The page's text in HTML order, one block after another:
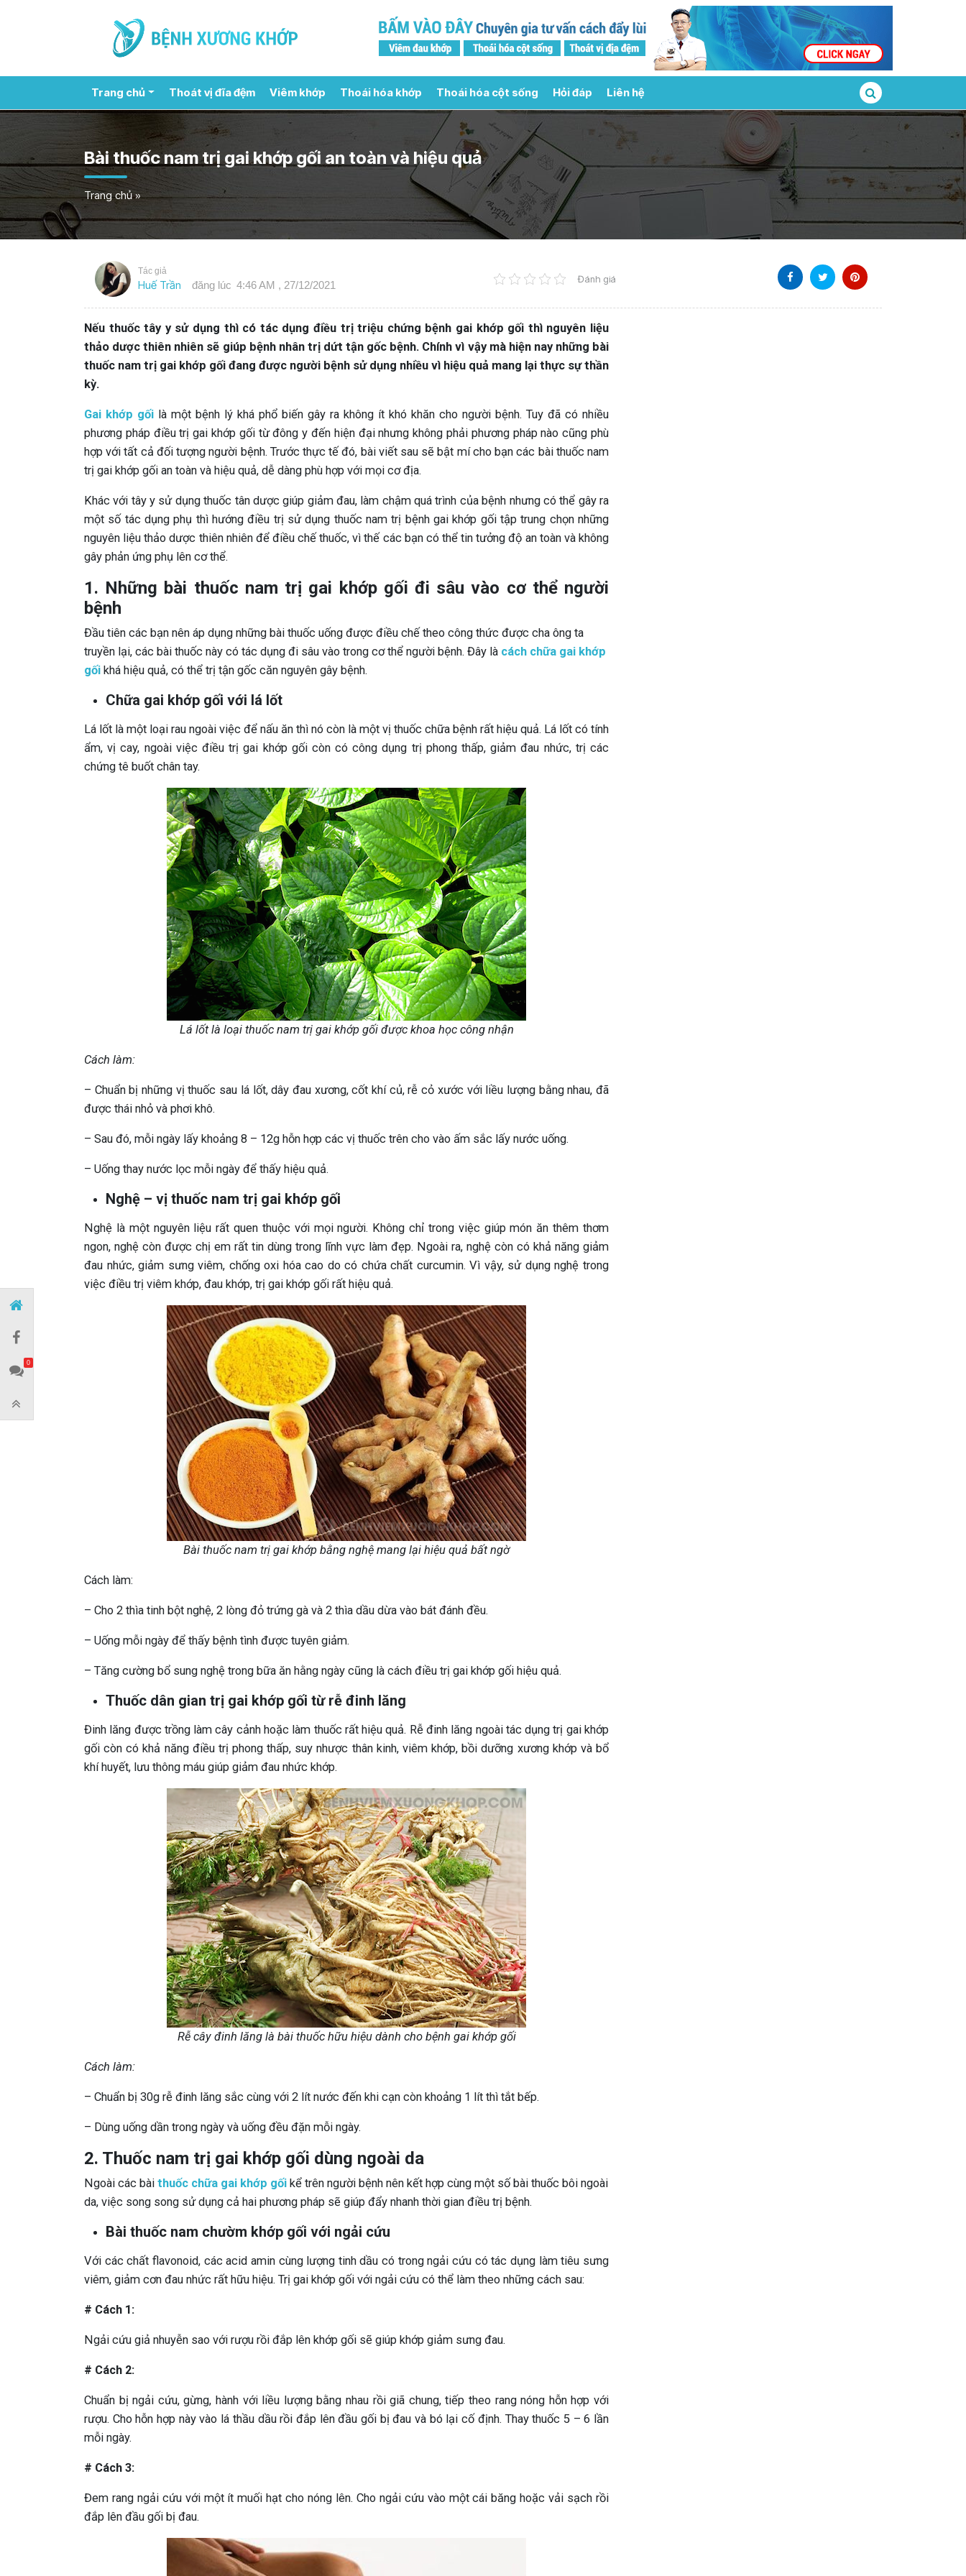
Trang chủ Thoát vị đĩa đệm Viêm khớp Thoái hóa khớp Thoái hóa cột sống Hỏi đáp Liên hệ
Bài thuốc nam trị gai khớp gối an toàn và hiệu quả
Trang chủ»
Tác giả
Huế Trần đăng lúc 4:46 AM , 27/12/2021 Đánh giá
Nếu thuốc tây y sử dụng thì có tác dụng điều trị triệu chứng bệnh gai khớp gối thì nguyên liệu
thảo dược thiên nhiên sẽ giúp bệnh nhân trị dứt tận gốc bệnh. Chính vì vậy mà hiện nay những bài
thuốc nam trị gai khớp gối đang được người bệnh sử dụng nhiều vì hiệu quả mang lại thực sự thần
kỳ.
Gai khớp gối là một bệnh lý khá phổ biến gây ra không ít khó khăn cho người bệnh. Tuy đã có nhiều
phương pháp điều trị gai khớp gối từ đông y đến hiện đại nhưng không phải phương pháp nào cũng phù
hợp với tất cả đối tượng người bệnh. Trước thực tế đó, bài viết sau sẽ bật mí cho bạn các bài thuốc nam
trị gai khớp gối an toàn và hiệu quả, dễ dàng phù hợp với mọi cơ địa.
Khác với tây y sử dụng thuốc tân dược giúp giảm đau, làm chậm quá trình của bệnh nhưng có thể gây ra
một số tác dụng phụ thì hướng điều trị sử dụng thuốc nam trị bệnh gai khớp gối tập trung chọn những
nguyên liệu thảo dược thiên nhiên để điều chế thuốc, vì thế các bạn có thể tin tưởng độ an toàn và không
gây phản ứng phụ lên cơ thể.
1. Những bài thuốc nam trị gai khớp gối đi sâu vào cơ thể người
bệnh
Đầu tiên các bạn nên áp dụng những bài thuốc uống được điều chế theo công thức được cha ông ta
truyền lại, các bài thuốc này có tác dụng đi sâu vào trong cơ thể người bệnh. Đây là cách chữa gai khớp
gối khá hiệu quả, có thể trị tận gốc căn nguyên gây bệnh.
Chữa gai khớp gối với lá lốt
Lá lốt là một loại rau ngoài việc để nấu ăn thì nó còn là một vị thuốc chữa bệnh rất hiệu quả. Lá lốt có tính
ẩm, vị cay, ngoài việc điều trị gai khớp gối còn có công dụng trị phong thấp, giảm đau nhức, trị các
chứng tê buốt chân tay.
Lá lốt là loại thuốc nam trị gai khớp gối được khoa học công nhận
Cách làm:
– Chuẩn bị những vị thuốc sau lá lốt, dây đau xương, cốt khí củ, rễ cỏ xước với liều lượng bằng nhau, đã
được thái nhỏ và phơi khô.
– Sau đó, mỗi ngày lấy khoảng 8 – 12g hỗn hợp các vị thuốc trên cho vào ấm sắc lấy nước uống.
– Uống thay nước lọc mỗi ngày để thấy hiệu quả.
Nghệ – vị thuốc nam trị gai khớp gối
Nghệ là một nguyên liệu rất quen thuộc với mọi người. Không chỉ trong việc giúp món ăn thêm thơm
ngon, nghệ còn được chị em rất tin dùng trong lĩnh vực làm đẹp. Ngoài ra, nghệ còn có khả năng giảm
đau nhức, giảm sưng viêm, chống oxi hóa cao do có chứa chất curcumin. Vì vậy, sử dụng nghệ trong
việc điều trị viêm khớp, đau khớp, trị gai khớp gối rất hiệu quả.
Bài thuốc nam trị gai khớp bằng nghệ mang lại hiệu quả bất ngờ
Cách làm:
– Cho 2 thìa tinh bột nghệ, 2 lòng đỏ trứng gà và 2 thìa dầu dừa vào bát đánh đều.
– Uống mỗi ngày để thấy bệnh tình được tuyên giảm.
– Tăng cường bổ sung nghệ trong bữa ăn hằng ngày cũng là cách điều trị gai khớp gối hiệu quả.
Thuốc dân gian trị gai khớp gối từ rễ đinh lăng
Đinh lăng được trồng làm cây cảnh hoặc làm thuốc rất hiệu quả. Rễ đinh lăng ngoài tác dụng trị gai khớp
gối còn có khả năng điều trị phong thấp, suy nhược thân kinh, viêm khớp, bồi dưỡng xương khớp và bổ
khí huyết, lưu thông máu giúp giảm đau nhức khớp.
Rễ cây đinh lăng là bài thuốc hữu hiệu dành cho bệnh gai khớp gối
Cách làm:
– Chuẩn bị 30g rễ đinh lăng sắc cùng với 2 lít nước đến khi cạn còn khoảng 1 lít thì tắt bếp.
– Dùng uống dần trong ngày và uống đều đặn mỗi ngày.
2. Thuốc nam trị gai khớp gối dùng ngoài da
Ngoài các bài thuốc chữa gai khớp gối kể trên người bệnh nên kết hợp cùng một số bài thuốc bôi ngoài
da, việc song song sử dụng cả hai phương pháp sẽ giúp đẩy nhanh thời gian điều trị bệnh.
Bài thuốc nam chườm khớp gối với ngải cứu
Với các chất flavonoid, các acid amin cùng lượng tinh dầu có trong ngải cứu có tác dụng làm tiêu sưng
viêm, giảm cơn đau nhức rất hữu hiệu. Trị gai khớp gối với ngải cứu có thể làm theo những cách sau:
# Cách 1:
Ngải cứu giả nhuyễn sao với rượu rồi đắp lên khớp gối sẽ giúp khớp giảm sưng đau.
# Cách 2:
Chuẩn bị ngải cứu, gừng, hành với liều lượng bằng nhau rồi giã chung, tiếp theo rang nóng hỗn hợp với
rượu. Cho hỗn hợp này vào lá thầu dầu rồi đắp lên đầu gối bị đau và bó lại cố định. Thay thuốc 5 – 6 lần
mỗi ngày.
# Cách 3:
Đem rang ngải cứu với một ít muối hạt cho nóng lên. Cho ngải cứu vào một cái băng hoặc vải sạch rồi
đắp lên đầu gối bị đau.
0